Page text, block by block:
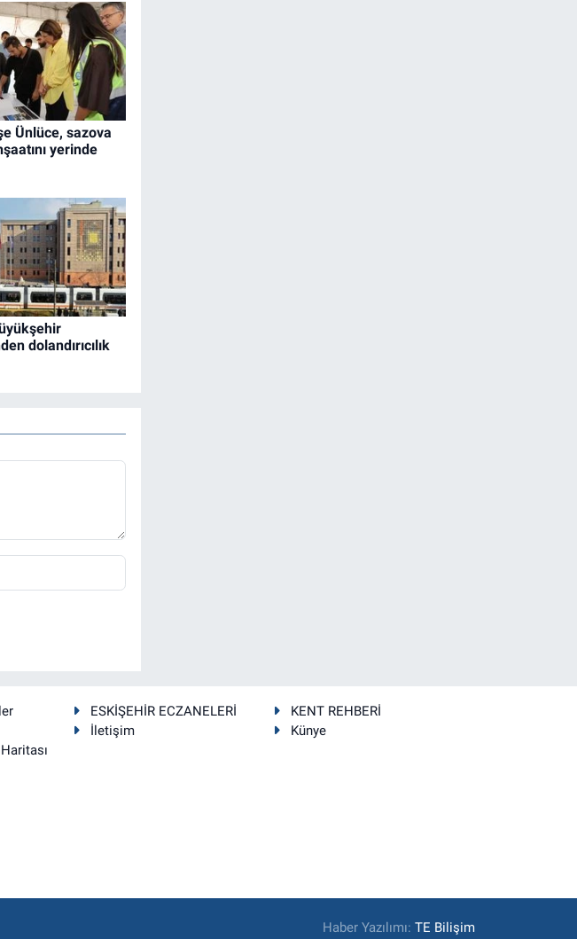
Ünlüce, sazova
yerinde
dolandırıcılık
ESKİŞEHİR ECZANELERİ
KENT REHBERİ
İletişim
Künye
Haber Yazılımı:TE Bilişim